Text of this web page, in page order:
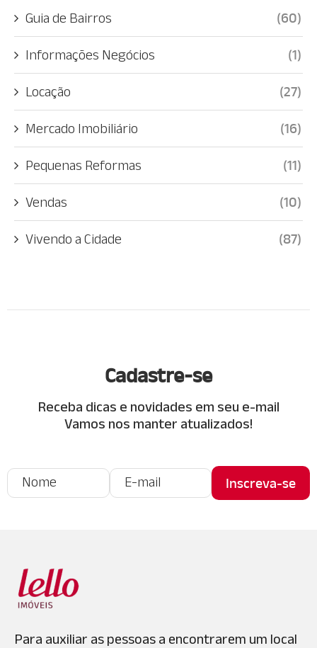
Guia de Bairros (60)
Informações Negócios (1)
Locação (27)
Mercado Imobiliário (16)
Pequenas Reformas (11)
Vendas (10)
Vivendo a Cidade (87)
Cadastre-se
Receba dicas e novidades em seu e-mail
Vamos nos manter atualizados!
Para auxiliar as pessoas a encontrarem um local